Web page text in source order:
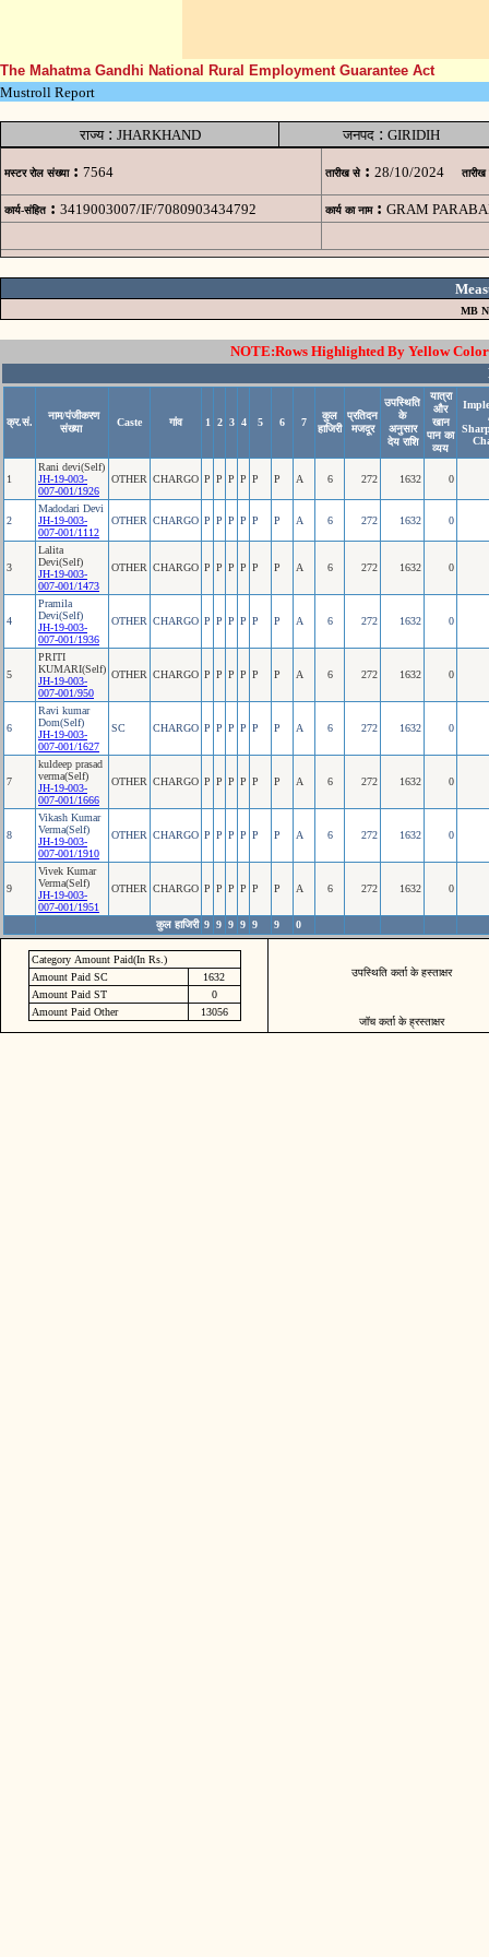
The Mahatma Gandhi National Rural Employment Guarantee Act
Mustroll Report
राज्य: JHARKHAND जनपद : GIRIDIH
मस्टर रोल संख्या : 7564 तारीख से : 28/10/2024 तारीख
कार्य-संहित : 3419003007/IF/7080903434792 कार्य का नाम : GRAM
MB
NOTE:Rows Highlighted By Yellow
क्र.सं.
नाम/पंजीकरण
संख्या
Caste गांव 1 2 3 4 5 6 7
कुल
हाजिरी
प्रतिदन
मजदूर
उपस्थिति
के
अनुसार
देय राशि
यात्रा
और
खान
पान का
व्यय
1
Rani devi(Self)
JH-19-003-
007-001/1926
OTHER CHARGO P P P P P P A 6 272 1632 0
2
Madodari Devi
JH-19-003-
007-001/1112
OTHER CHARGO P P P P P P A 6 272 1632 0
3
Lalita
Devi(Self)
JH-19-003-
007-001/1473
OTHER CHARGO P P P P P P A 6 272 1632 0
4
Pramila
Devi(Self)
JH-19-003-
007-001/1936
OTHER CHARGO P P P P P P A 6 272 1632 0
5
PRITI
KUMARI(Self)
JH-19-003-
007-001/950
OTHER CHARGO P P P P P P A 6 272 1632 0
6
Ravi kumar
Dom(Self)
JH-19-003-
007-001/1627
SC CHARGO P P P P P P A 6 272 1632 0
7
kuldeep prasad
verma(Self)
JH-19-003-
007-001/1666
OTHER CHARGO P P P P P P A 6 272 1632 0
8
Vikash Kumar
Verma(Self)
JH-19-003-
007-001/1910
OTHER CHARGO P P P P P P A 6 272 1632 0
9
Vivek Kumar
Verma(Self)
JH-19-003-
007-001/1951
OTHER CHARGO P P P P P P A 6 272 1632 0
कुल हाजिरी 9 9 9 9 9 9 0
Category Amount Paid(In Rs.)
Amount Paid SC
1632
Amount Paid ST
0
Amount Paid Other
13056
उपस्थिति कर्ता के हस्ताक्षर
जॉच कर्ता के ह्रस्ताक्षर